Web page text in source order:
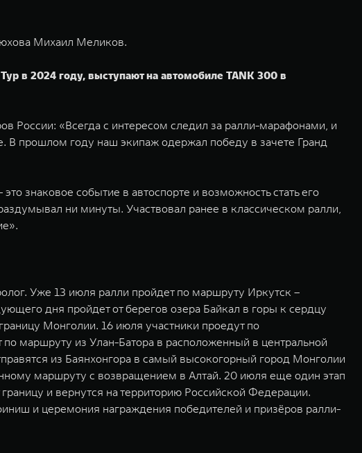
Михаил Меликов.
в 2024 году, выступают на автомобиле TANK 300 в
России: «Всегда с интересом следил за ралли-марафонами, и
В прошлом году наш экипаж одержал победу в зачете Гранд
знаковое событие в автоспорте и возможность стать его
ни минуты. Участвовал ранее в классическом ралли,
Уже 13 июля ралли пройдет по маршруту Иркутск –
дня пройдет от берегов озера Байкал в горы к сердцу
Монголии. 16 июля участники проедут по
маршруту из Улан-Батора в расположенный в центральной
из Баянхонгора в самый высокогорный город Монголии
маршруту с возвращением в Алтай. 20 июля еще один этап
и вернутся на территорию Российской Федерации.
и церемония награждения победителей и призёров ралли-